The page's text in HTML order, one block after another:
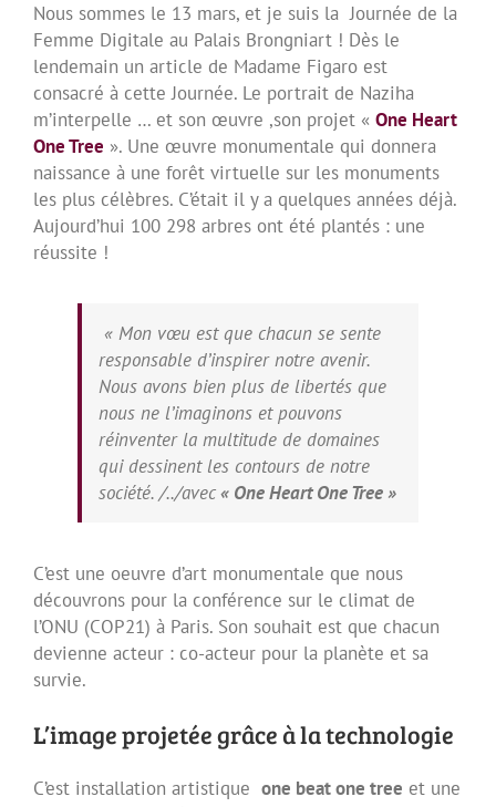
Nous sommes le 13 mars, et je suis la Journée de la
Femme Digitale au Palais Brongniart ! Dès le
lendemain un article de Madame Figaro est
consacré à cette Journée. Le portrait de Naziha
m’interpelle … et son œuvre ,son projet « One Heart
One Tree ». Une œuvre monumentale qui donnera
naissance à une forêt virtuelle sur les monuments
les plus célèbres. C’était il y a quelques années déjà.
Aujourd’hui 100 298 arbres ont été plantés : une
réussite !
« Mon vœu est que chacun se sente
responsable d’inspirer notre avenir.
Nous avons bien plus de libertés que
nous ne l’imaginons et pouvons
réinventer la multitude de domaines
qui dessinent les contours de notre
société. /../avec« One Heart One Tree »
C’est une oeuvre d’art monumentale que nous
découvrons pour la conférence sur le climat de
l’ONU (COP21) à Paris. Son souhait est que chacun
devienne acteur : co-acteur pour la planète et sa
survie.
L’image projetée grâce à la technologie
C’est installation artistique one beat one tree et une